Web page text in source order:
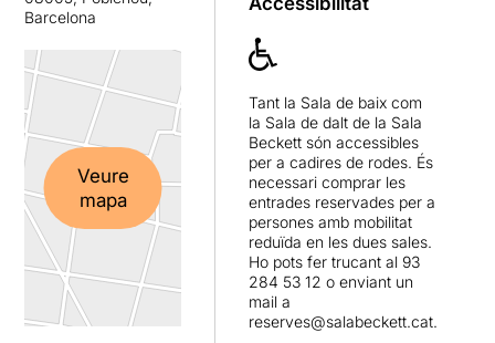
Barcelona
Veure
mapa
Tant la Sala de baix com
la Sala de dalt de la Sala
Beckett són accessibles
per a cadires de rodes. És
necessari comprar les
entrades reservades per a
persones amb mobilitat
reduïda en les dues sales.
Ho pots fer trucant al 93
284 53 12 o enviant un
mail a
reserves@salabeckett.cat.